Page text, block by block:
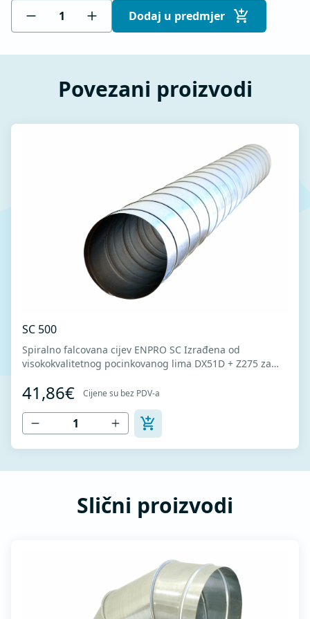
Dodaj u predmjer
Povezani proizvodi
SC 500
Spiralno falcovana cijev ENPRO SC Izrađena od
visokokvalitetnog pocinkovanog lima DX51D + Z275 za
1506 I MEST EN 12237.
41,86€ Cijene su bez PDV-a
Slični proizvodi